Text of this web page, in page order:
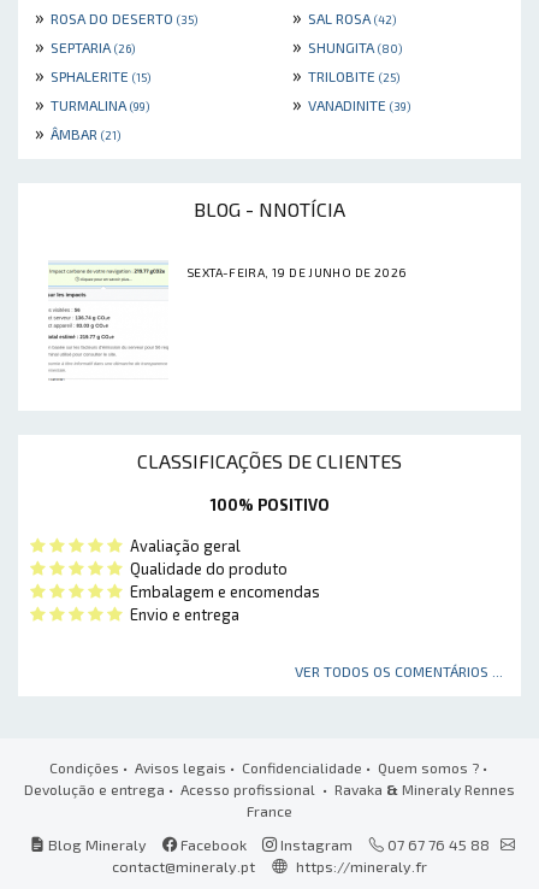
» ROSA DO DESERTO (35) » SAL ROSA (42)
» SEPTARIA (26) » SHUNGITA (80)
» SPHALERITE (15) » TRILOBITE (25)
» TURMALINA (99) » VANADINITE (39)
» ÂMBAR (21)
BLOG - NNOTÍCIA
SEXTA-FEIRA, 19 DE JUNHO DE 2026
CLASSIFICAÇÕES DE CLIENTES
100% POSITIVO
Avaliação geral
Qualidade do produto
Embalagem e encomendas
Envio e entrega
VER TODOS OS COMENTÁRIOS ...
Condições • Avisos legais • Confidencialidade • Quem somos ?•
Devolução e entrega • Acesso profissional • Ravaka & Mineraly Rennes
France
Blog Mineraly
Facebook Instagram
07 67 76 45 88
contact@mineraly.pt
https://mineraly.fr